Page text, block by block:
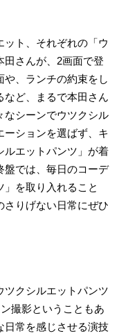
ト、それぞれの「ウ
田さんが、2画面で登
、ランチの約束をし
など、まるで本田さん
なシーンでウツクシル
ーションを選ばず、キ
ルエットパンツ」が着
盤では、毎日のコーデ
」を取り入れること
さりげない日常にぜひ
ツクシルエットパンツ
撮影ということもあ
日常を感じさせる演技